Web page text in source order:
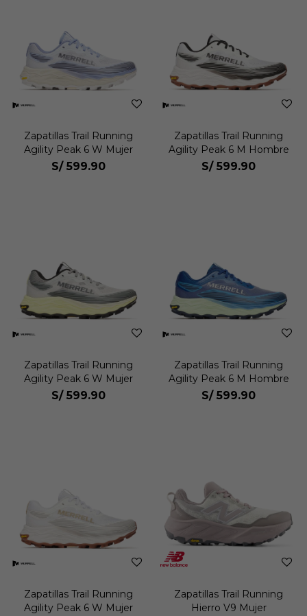
Zapatillas Trail Running
Agility Peak 6 W Mujer
S/ 599.90
Zapatillas Trail Running
Agility Peak 6 M Hombre
S/ 599.90
Zapatillas Trail Running
Agility Peak 6 W Mujer
S/ 599.90
Zapatillas Trail Running
Agility Peak 6 M Hombre
S/ 599.90
Zapatillas Trail Running
Agility Peak 6 W Mujer
Zapatillas Trail Running
Hierro V9 Mujer